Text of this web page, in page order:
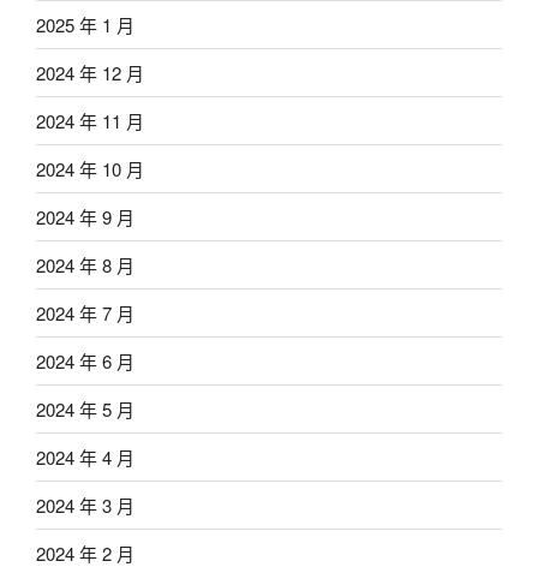
2025 年 1 月
2024 年 12 月
2024 年 11 月
2024 年 10 月
2024 年 9 月
2024 年 8 月
2024 年 7 月
2024 年 6 月
2024 年 5 月
2024 年 4 月
2024 年 3 月
2024 年 2 月